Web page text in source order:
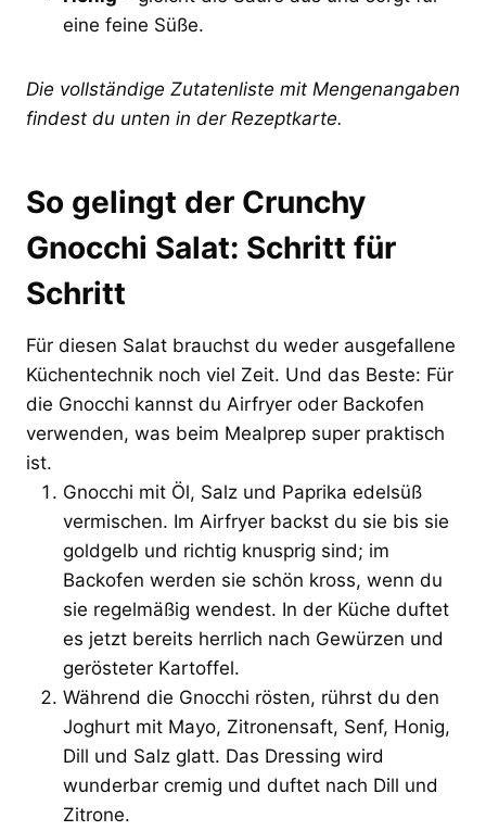
eine feine Süße.
Die vollständige Zutatenliste mit Mengenangaben
findest du unten in der Rezeptkarte.
So gelingt der Crunchy
Gnocchi Salat: Schritt für
Schritt
Für diesen Salat brauchst du weder ausgefallene
Küchentechnik noch viel Zeit. Und das Beste: Für
die Gnocchi kannst du Airfryer oder Backofen
verwenden, was beim Mealprep super praktisch
ist.
Gnocchi mit Öl, Salz und Paprika edelsüß
vermischen. Im Airfryer backst du sie bis sie
goldgelb und richtig knusprig sind; im
Backofen werden sie schön kross, wenn du
sie regelmäßig wendest. In der Küche duftet
es jetzt bereits herrlich nach Gewürzen und
gerösteter Kartoffel.
Während die Gnocchi rösten, rührst du den
Joghurt mit Mayo, Zitronensaft, Senf, Honig,
Dill und Salz glatt. Das Dressing wird
wunderbar cremig und duftet nach Dill und
Zitrone.